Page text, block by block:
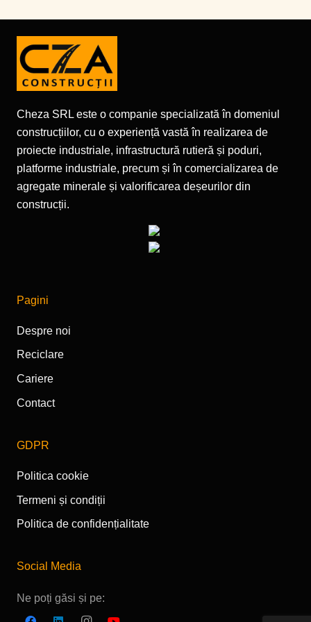
Cheza SRL este o companie specializată în domeniul
construcțiilor, cu o experiență vastă în realizarea de
proiecte industriale, infrastructură rutieră și poduri,
platforme industriale, precum și în comercializarea de
agregate minerale și valorificarea deșeurilor din
construcții.
Pagini
Despre noi
Reciclare
Cariere
Contact
GDPR
Politica cookie
Termeni și condiții
Politica de confidențialitate
Social Media
Ne poți găsi și pe: